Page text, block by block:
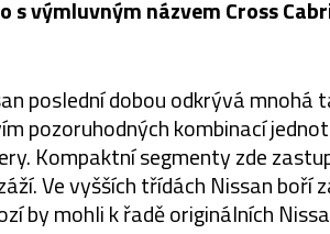
s výmluvným názvem Cross
poslední dobou odkrývá mnohá
pozoruhodných kombinací
Kompaktní segmenty zde
Ve vyšších třídách Nissan boří
by mohli k řadě originálních